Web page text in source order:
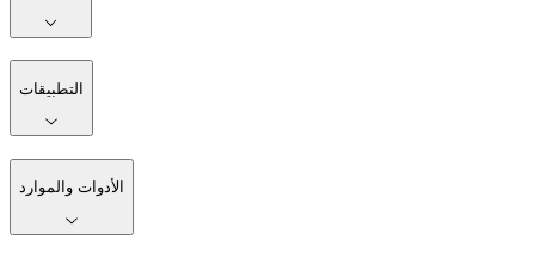
التطبيقات
الأدوات والموارد